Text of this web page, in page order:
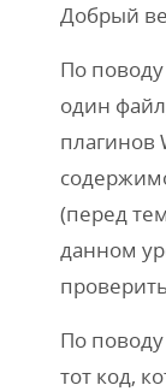
Добрый
По
один
плагинов
(перед
данном
По
тот код,